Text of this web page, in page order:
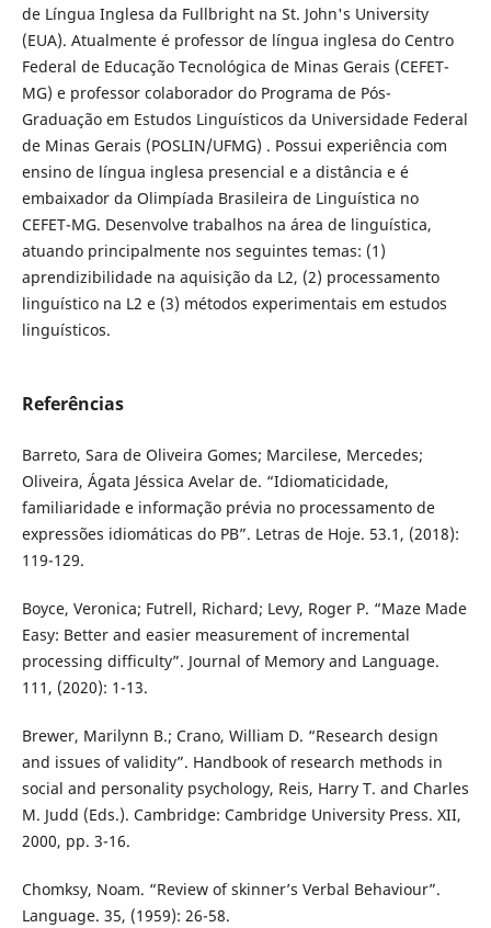
de Língua Inglesa da Fullbright na St. John's University
(EUA). Atualmente é professor de língua inglesa do Centro
Federal de Educação Tecnológica de Minas Gerais (CEFET-
MG) e professor colaborador do Programa de Pós-
Graduação em Estudos Linguísticos da Universidade Federal
de Minas Gerais (POSLIN/UFMG) . Possui experiência com
ensino de língua inglesa presencial e a distância e é
embaixador da Olimpíada Brasileira de Linguística no
CEFET-MG. Desenvolve trabalhos na área de linguística,
atuando principalmente nos seguintes temas: (1)
aprendizibilidade na aquisição da L2, (2) processamento
linguístico na L2 e (3) métodos experimentais em estudos
linguísticos.
Referências
Barreto, Sara de Oliveira Gomes; Marcilese, Mercedes;
Oliveira, Ágata Jéssica Avelar de. “Idiomaticidade,
familiaridade e informação prévia no processamento de
expressões idiomáticas do PB”. Letras de Hoje. 53.1, (2018):
119-129.
Boyce, Veronica; Futrell, Richard; Levy, Roger P. “Maze Made
Easy: Better and easier measurement of incremental
processing difficulty”. Journal of Memory and Language.
111, (2020): 1-13.
Brewer, Marilynn B.; Crano, William D. “Research design
and issues of validity”. Handbook of research methods in
social and personality psychology, Reis, Harry T. and Charles
M. Judd (Eds.). Cambridge: Cambridge University Press. XII,
2000, pp. 3-16.
Chomksy, Noam. “Review of skinner’s Verbal Behaviour”.
Language. 35, (1959): 26-58.